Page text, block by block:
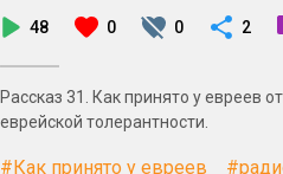
48 0 0 2
Рассказ 31. Как принято у евреев
еврейской толерантности.
#Как принято у евреев